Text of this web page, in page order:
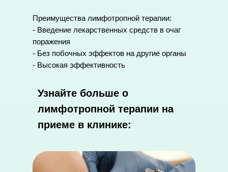
Преимущества лимфотропной терапии:
- Введение лекарственных средств в очаг
поражения
- Без побочных эффектов на другие органы
- Высокая эффективность
Узнайте больше о
лимфотропной терапии на
приеме в клинике: